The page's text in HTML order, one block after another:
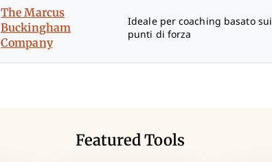
The Marcus
Buckingham
Company
Ideale per coaching basato sui
punti di forza
Featured Tools